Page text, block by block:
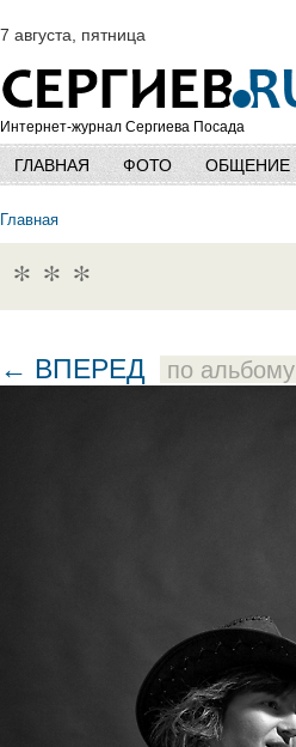
7 августа, пятница
Интернет-журнал Сергиева Посада
ГЛАВНАЯ ФОТО ОБЩЕНИЕ
Главная
* * *
← ВПЕРЕД по альбому